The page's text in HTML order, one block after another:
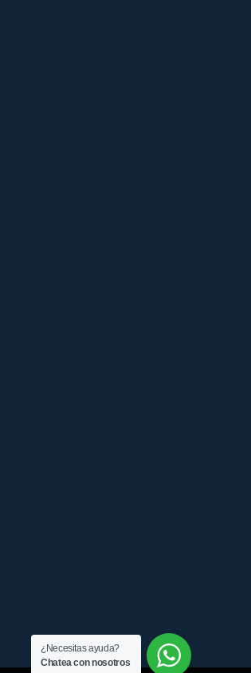
¿Necesitas ayuda?
Chatea con nosotros